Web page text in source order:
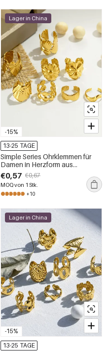
-15%
Lager in China
13-25 TAGE
Simple Series Ohrklemmen für
Damen in Herzform aus
Edelstahl, wasserdicht,
goldfarben
€0,57 €0,67
MOQ von 1 Stk.
+10
-15%
Lager in China
13-25 TAGE